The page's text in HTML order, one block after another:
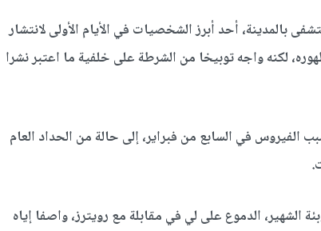
أحد أبرز الشخصيات في الأيام الأولى لانتشار
لكنه واجه توبيخا من الشرطة على خلفية ما اعتبر نشرا
البالغ من العمر 34 عاما، بسبب الفيروس في السابع من فبراير، إلى حالة من الحداد العام
الشهير، الدموع على لي في مقابلة مع رويترز، واصفا إياه